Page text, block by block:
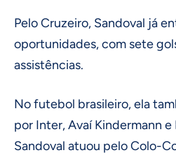
Pelo Cruzeiro, Sandoval já
oportunidades, com sete
assistências.
No futebol brasileiro, ela
por Inter, Avaí Kindermann e
Sandoval atuou pelo Colo-